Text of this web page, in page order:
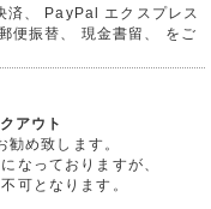
済、 PayPal エクスプレス
便振替、 現金書留、 をご
アウト
め致します。
なっておりますが、
可となります。